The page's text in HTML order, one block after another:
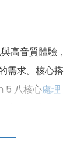
高音質體驗，
需求。核心搭
5 八核心處理